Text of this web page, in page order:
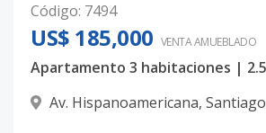
Código: 7494
US$ 185,000 VENTA AMUEBLADO
Av. Hispanoamericana, Santiago